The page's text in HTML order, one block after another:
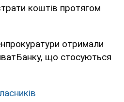
коштів протягом
отримали
що стосуються